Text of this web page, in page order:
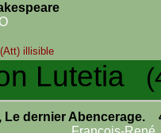
illisible
Lutetia
Le dernier Abencerage.